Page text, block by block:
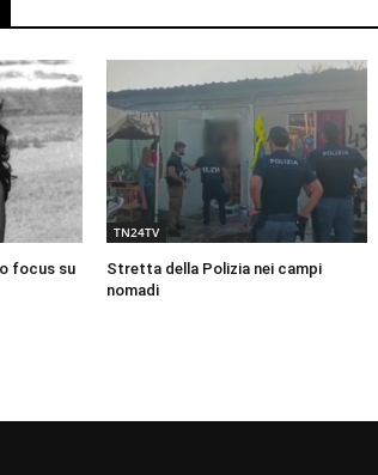
focus su
TN24TV
Stretta della Polizia nei campi
nomadi